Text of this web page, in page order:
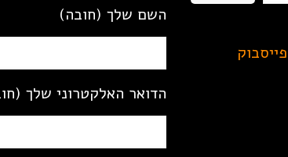
השם שלך (חובה)
הדואר האלקטרוני שלך